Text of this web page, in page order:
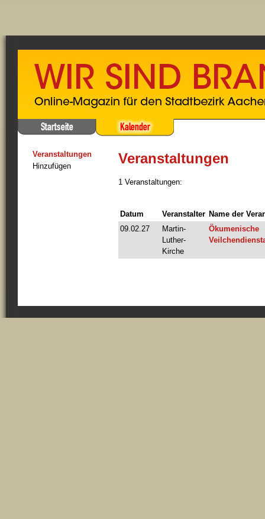
Veranstaltungen
Hinzufügen
Veranstaltungen
1 Veranstaltungen:
Datum Veranstalter Name der
09.02.27
Martin-
Luther-
Kirche
Ökumenische